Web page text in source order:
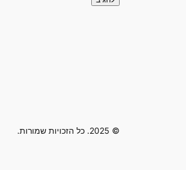
© 2025. כל הזכויות שמורות.